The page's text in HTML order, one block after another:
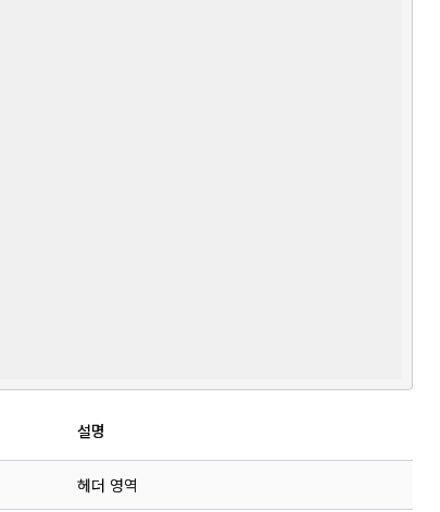
설명
헤더 영역